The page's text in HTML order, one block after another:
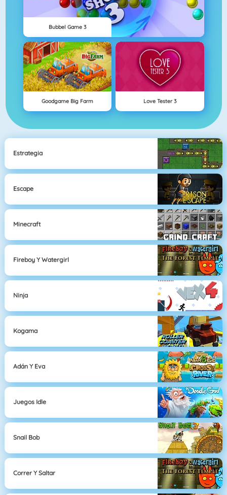
Bubbel Game 3
Goodgame Big Farm Love Tester 3
Estrategia
Escape
Minecraft
Fireboy Y Watergirl
Ninja
Kogama
Adán Y Eva
Juegos Idle
Snail Bob
Correr Y Saltar